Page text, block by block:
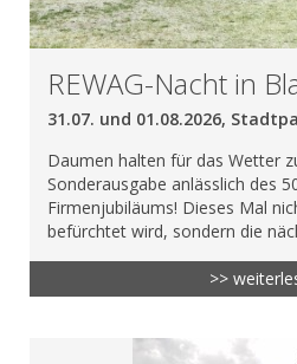
REWAG-Nacht in
31.07. und 01.08.2026,
Daumen halten für das Wetter
Sonderausgabe anlässlich des
Firmenjubiläums! Dieses Mal
befürchtet wird, sondern die
>>